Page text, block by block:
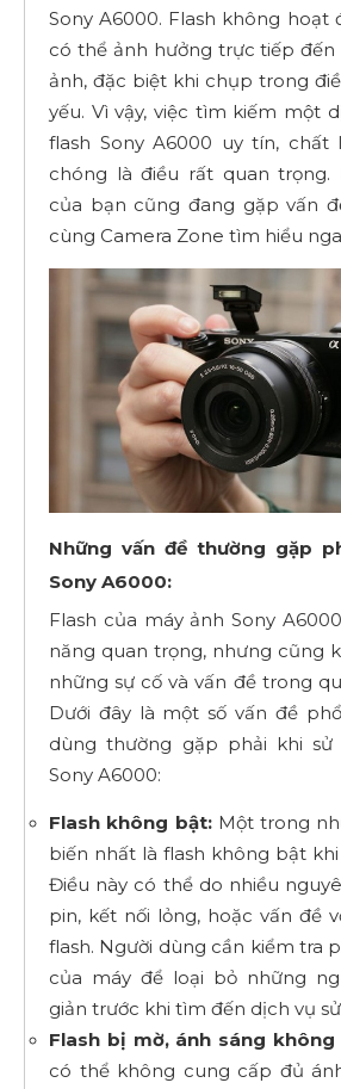
Sony A6000. Flash không hoạt
có thể ảnh hưởng trực tiếp
ảnh, đặc biệt khi chụp trong
yếu. Vì vậy, việc tìm kiếm một
flash Sony A6000 uy tín, chất
chóng là điều rất quan trọng.
của bạn cũng đang gặp vấn
cùng Camera Zone tìm hiểu
Những vấn đề thường gặp
Sony A6000:
Flash của máy ảnh Sony
năng quan trọng, nhưng cũng
những sự cố và vấn đề trong
Dưới đây là một số vấn đề
dùng thường gặp phải khi sử
Sony A6000:
Flash không bật: Một trong
biến nhất là flash không bật
Điều này có thể do nhiều
pin, kết nối lỏng, hoặc vấn đề
flash. Người dùng cần kiểm tra
của máy để loại bỏ những
giản trước khi tìm đến dịch vụ
Flash bị mờ, ánh sáng không
có thể không cung cấp đủ